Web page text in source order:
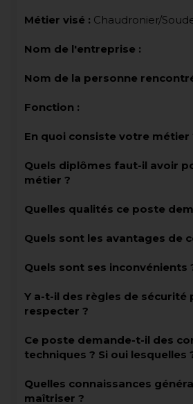
Métier visé : Chaudronier/
Nom de l'entreprise :
Nom de la personne
Fonction :
En quoi consiste votre métier
Quels diplômes faut-il avoir
métier ?
Quelles qualités ce poste
Quels sont les avantages de
Quels sont ses inconvénients
Y a-t-il des règles de sécurité
respecter ?
Ce poste demande-t-il des
techniques ? Si oui lesquelles
Quelles connaissances
maîtriser ?